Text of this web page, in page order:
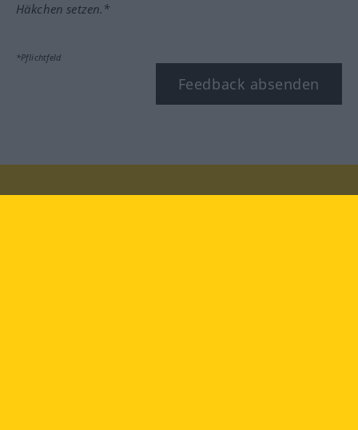
Häkchen setzen.*
*Pflichtfeld
Feedback absenden